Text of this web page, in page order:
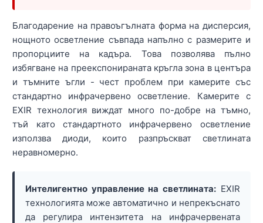
Благодарение на правоъгълната форма на дисперсия,
нощното осветление съвпада напълно с размерите и
пропорциите на кадъра. Това позволява пълно
избягване на преекспонираната кръгла зона в центъра
и тъмните ъгли - чест проблем при камерите със
стандартно инфрачервено осветление. Камерите с
EXIR технология виждат много по-добре на тъмно,
тъй като стандартното инфрачервено осветление
използва диоди, които разпръскват светлината
неравномерно.
Интелигентно управление на светлината: EXIR
технологията може автоматично и непрекъснато
да регулира интензитета на инфрачервената